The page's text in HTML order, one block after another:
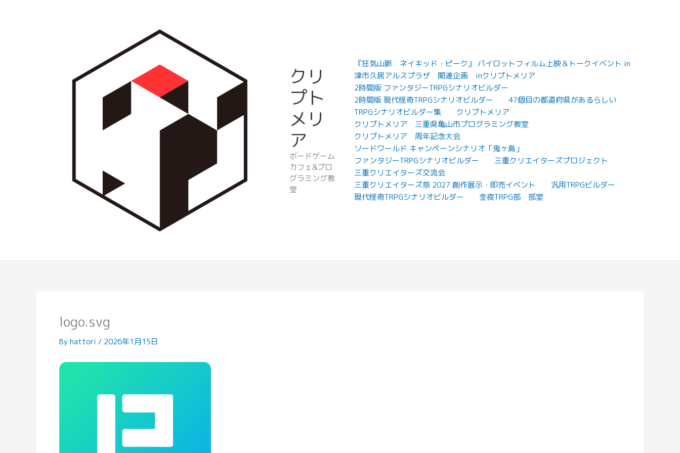
クリ
プト
メリ
ア
ボードゲーム
カフェ&プロ
グラミング教
室
『狂気山脈 ネイキッド・ピーク』 パイロットフィルム上映＆トークイベント in
津市久居アルスプラザ 関連企画 inクリプトメリア
2時間版 ファンタジーTRPGシナリオビルダー
2時間版 現代怪奇TRPGシナリオビルダー
47個目の都道府県があるらしい
TRPGシナリオビルダー集
クリプトメリア
クリプトメリア 三重県亀山市プログラミング教室
クリプトメリア 周年記念大会
ソードワールド キャンペーンシナリオ「鬼ヶ島」
ファンタジーTRPGシナリオビルダー
三重クリエイターズプロジェクト
三重クリエイターズ交流会
三重クリエイターズ祭 2027 創作展示・即売イベント
汎用TRPGビルダー
現代怪奇TRPGシナリオビルダー
金夜TRPG部 部室
logo.svg
Byhattori / 2026年1月15日